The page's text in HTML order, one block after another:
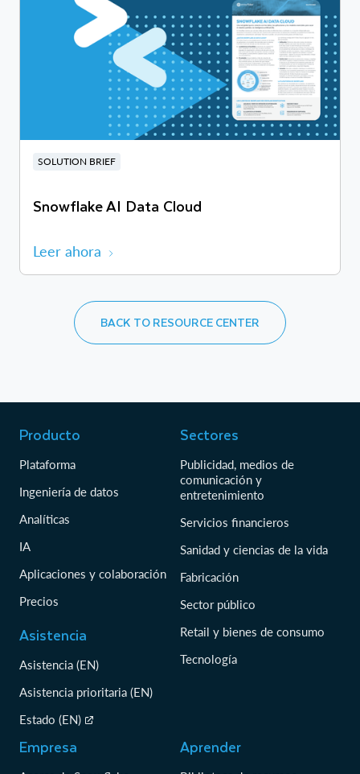
SOLUTION BRIEF
Snowflake AI Data Cloud
Leer ahora
BACK TO RESOURCE CENTER
Producto
Plataforma
Ingeniería de datos
Analíticas
IA
Aplicaciones y colaboración
Precios
Asistencia
Asistencia (EN)
Asistencia prioritaria (EN)
Estado (EN)
Sectores
Publicidad, medios de
comunicación y
entretenimiento
Servicios financieros
Sanidad y ciencias de la vida
Fabricación
Sector público
Retail y bienes de consumo
Tecnología
Empresa Aprender